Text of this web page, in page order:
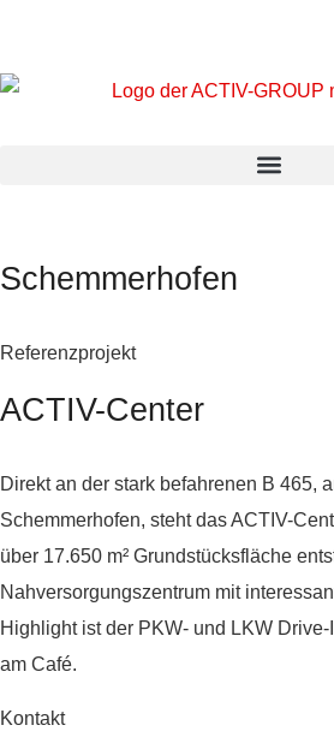
Schemmerhofen
Referenzprojekt
ACTIV-Center
Direkt an der stark befahrenen B 465,
Schemmerhofen, steht das ACTIV-
über 17.650 m² Grundstücksfläche
Nahversorgungszentrum mit
Highlight ist der PKW- und LKW
am Café.
Kontakt